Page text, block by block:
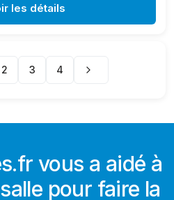
les détails
2 3 4
vous a aidé à
pour faire la